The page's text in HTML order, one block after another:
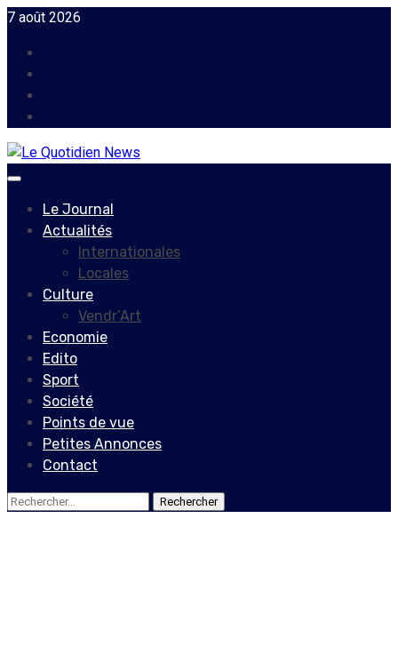
Skip
content
7 août 2026
Primary
Le Journal
Actualités
Internationales
Locales
Culture
Vendr’Art
Economie
Edito
Sport
Société
Points de vue
Petites Annonces
Contact
Rechercher :